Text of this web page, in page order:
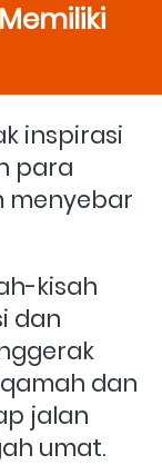
inspirasi
para
menyebar
kisah
dan
dan
jalan
umat.